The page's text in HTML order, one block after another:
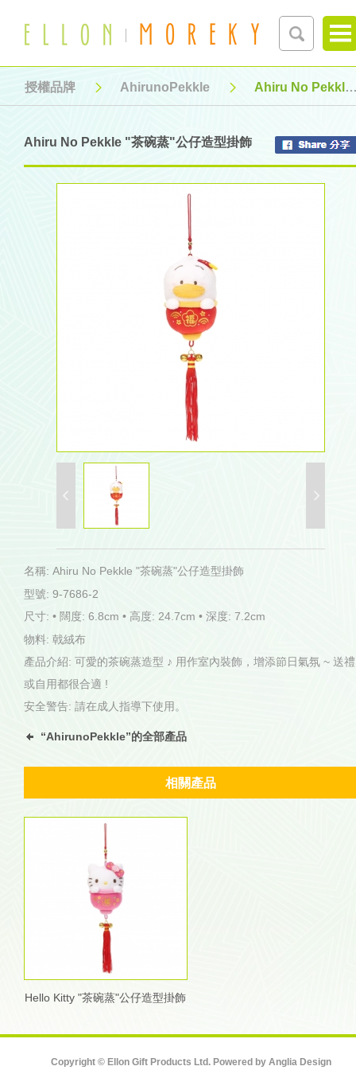
授權品牌 AhirunoPekkle Ahiru No Pekkle "茶碗蒸"公仔造型掛飾
Ahiru No Pekkle "茶碗蒸"公仔造型掛飾
名稱: Ahiru No Pekkle "茶碗蒸"公仔造型掛飾
型號: 9-7686-2
尺寸: • 闊度: 6.8cm • 高度: 24.7cm • 深度: 7.2cm
物料: 戟絨布
產品介紹: 可愛的茶碗蒸造型 ♪ 用作室內裝飾，增添節日氣氛 ~ 送禮
或自用都很合適 !
安全警告: 請在成人指導下使用。
“AhirunoPekkle”的全部產品
相關產品
Hello Kitty "茶碗蒸"公仔造型掛飾
Copyright © Ellon Gift Products Ltd. Powered by Anglia Design